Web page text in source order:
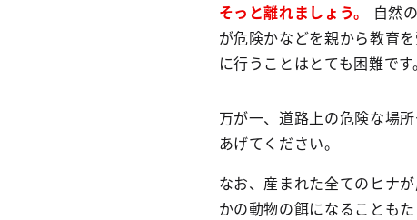
そっと離れましょう。
自然
が危険かなどを親から教育
に行うことはとても困難です。
万が一、道路上の危険な場
あげてください。
なお、産まれた全てのヒナ
かの動物の餌になることも